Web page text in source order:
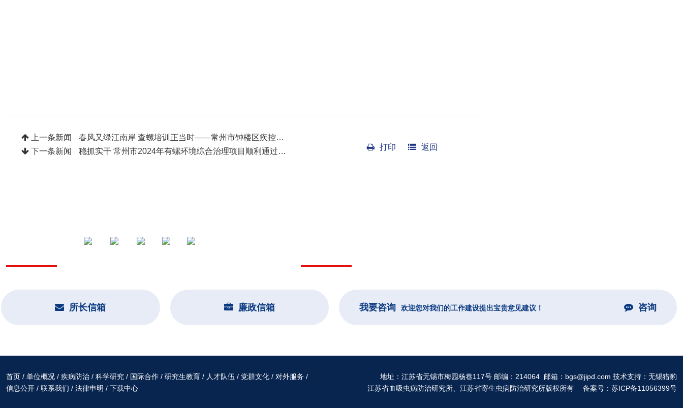
上一条新闻
春风又绿江南岸 查螺培训正当时——常州市钟楼区疾控…
下一条新闻
稳抓实干 常州市2024年有螺环境综合治理项目顺利通过… 打印 返回
所长信箱 廉政信箱 我要咨询 欢迎您对我们的工作建设提出宝贵意见建议！ 咨询
首页 / 单位概况 / 疾病防治 / 科学研究 / 国际合作 / 研究生教育 / 人才队伍 / 党群文化 / 对外服务 /
信息公开 / 联系我们 / 法律申明 / 下载中心
地址：江苏省无锡市梅园杨巷117号 邮编：214064 邮箱：bgs@jipd.com 技术支持： 无锡猎豹
江苏省血吸虫病防治研究所、江苏省寄生虫病防治研究所版权所有 备案号： 苏ICP备11056399号